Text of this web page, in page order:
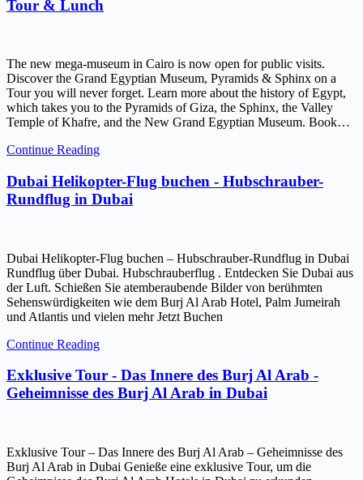
Tour & Lunch
The new mega-museum in Cairo is now open for public visits.
Discover the Grand Egyptian Museum, Pyramids & Sphinx on a
Tour you will never forget. Learn more about the history of Egypt,
which takes you to the Pyramids of Giza, the Sphinx, the Valley
Temple of Khafre, and the New Grand Egyptian Museum. Book…
Continue Reading
Dubai Helikopter-Flug buchen - Hubschrauber-
Rundflug in Dubai
Dubai Helikopter-Flug buchen – Hubschrauber-Rundflug in Dubai
Rundflug über Dubai. Hubschrauberflug . Entdecken Sie Dubai aus
der Luft. Schießen Sie atemberaubende Bilder von berühmten
Sehenswürdigkeiten wie dem Burj Al Arab Hotel, Palm Jumeirah
und Atlantis und vielen mehr Jetzt Buchen
Continue Reading
Exklusive Tour - Das Innere des Burj Al Arab -
Geheimnisse des Burj Al Arab in Dubai
Exklusive Tour – Das Innere des Burj Al Arab – Geheimnisse des
Burj Al Arab in Dubai Genieße eine exklusive Tour, um die